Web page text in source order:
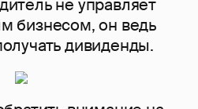
не управляет
бизнесом, он ведь
дивиденды.